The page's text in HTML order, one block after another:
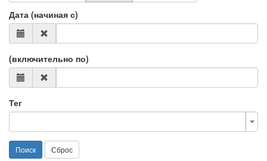
Дата (начиная с)
(включительно по)
Тег
Поиск Сброс